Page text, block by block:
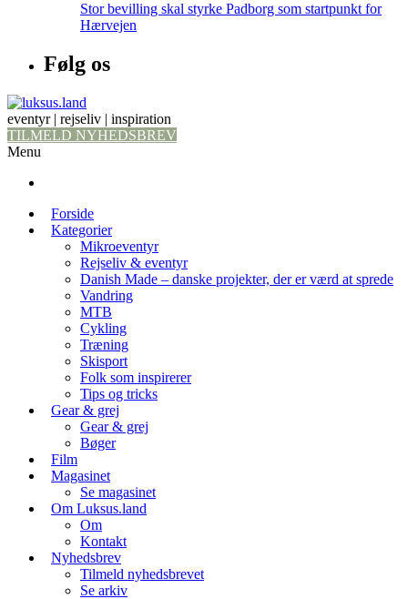
Stor bevilling skal styrke Padborg som startpunkt for
Hærvejen
Følg os
eventyr | rejseliv | inspiration
TILMELD NYHEDSBREV
Menu
Forside
Kategorier
Mikroeventyr
Rejseliv & eventyr
Danish Made – danske projekter, der er værd at sprede
Vandring
MTB
Cykling
Træning
Skisport
Folk som inspirerer
Tips og tricks
Gear & grej
Gear & grej
Bøger
Film
Magasinet
Se magasinet
Om Luksus.land
Om
Kontakt
Nyhedsbrev
Tilmeld nyhedsbrevet
Se arkiv